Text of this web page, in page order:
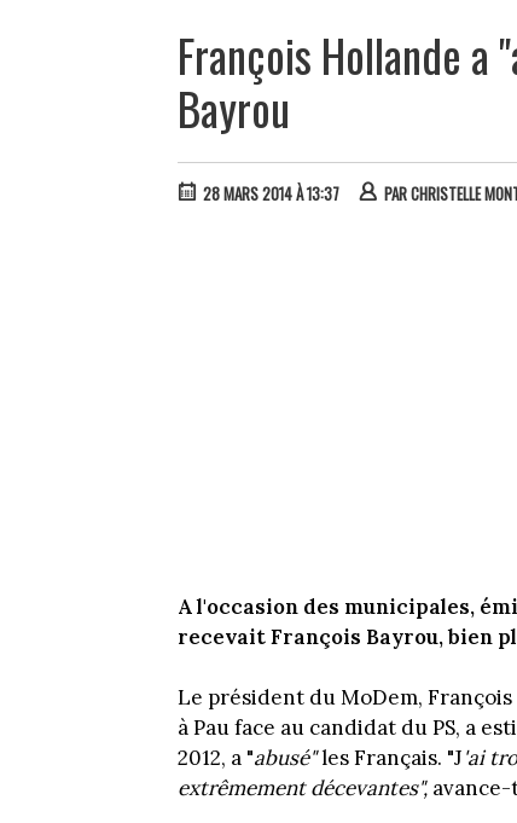
François Hollande a
Bayrou
28 MARS 2014 À 13:37 PARCHRISTELLE
A l'occasion des municipales,
recevait François Bayrou, bien
Le président du MoDem,
à Pau face au candidat du PS, a
2012, a "abusé"les Français. "J'ai
extrêmement décevantes",